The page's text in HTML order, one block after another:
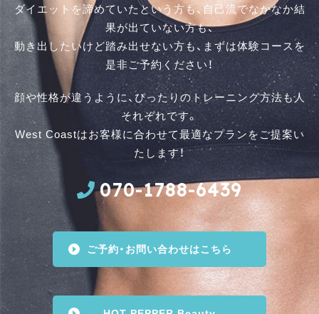
ダイエットを諦めていたという方も、自己流でなかなか結
果が出ていない方も、
動き出したいけど踏み出せない方も、まずは体験コースを
是⾮ご予約ください！
顔や性格が違うように、ぴったりのトレーニング方法も人
それぞれです。
West Coastはお客様に合わせて最適なプランをご提案い
たします！
070-1788-6439
ご予約・お問い合わせはこちら